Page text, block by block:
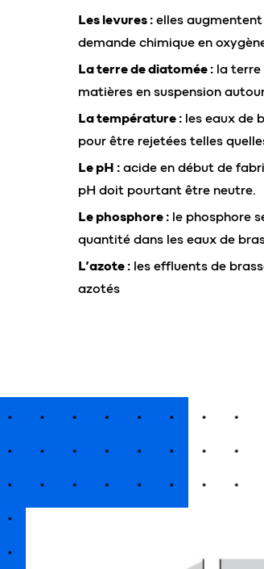
Les levures : elles
demande chimique en
La terre de diatomée : la terre
matières en suspension
La température : les eaux de
pour être rejetées telles
Le pH : acide en début de
pH doit pourtant être neutre.
Le phosphore : le phosphore
quantité dans les eaux de
L’azote : les effluents de
azotés